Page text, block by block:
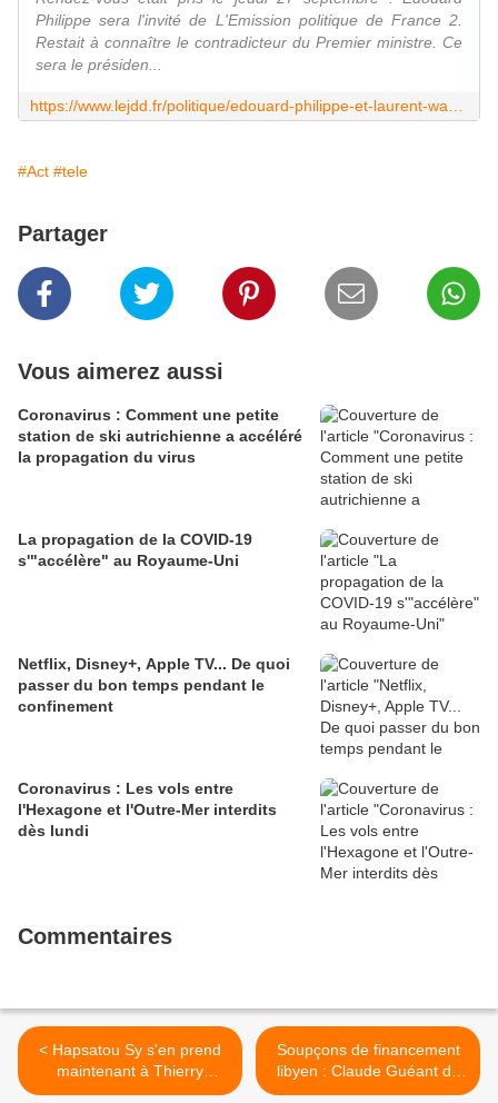
Philippe sera l'invité de L'Emission politique de France 2.
Restait à connaître le contradicteur du Premier ministre. Ce
sera le présiden...
#Act #tele
Partager
Vous aimerez aussi
Coronavirus : Comment une petite
station de ski autrichienne a accéléré
la propagation du virus
La propagation de la COVID-19
s'"accélère" au Royaume-Uni
Netflix, Disney+, Apple TV... De quoi
passer du bon temps pendant le
confinement
Coronavirus : Les vols entre
l'Hexagone et l'Outre-Mer interdits
dès lundi
Commentaires
< Hapsatou Sy s'en prend
maintenant à Thierry
Ardisson : "Il connaît mon
Soupçons de financement
libyen : Claude Guéant de
nouveau mis en examen